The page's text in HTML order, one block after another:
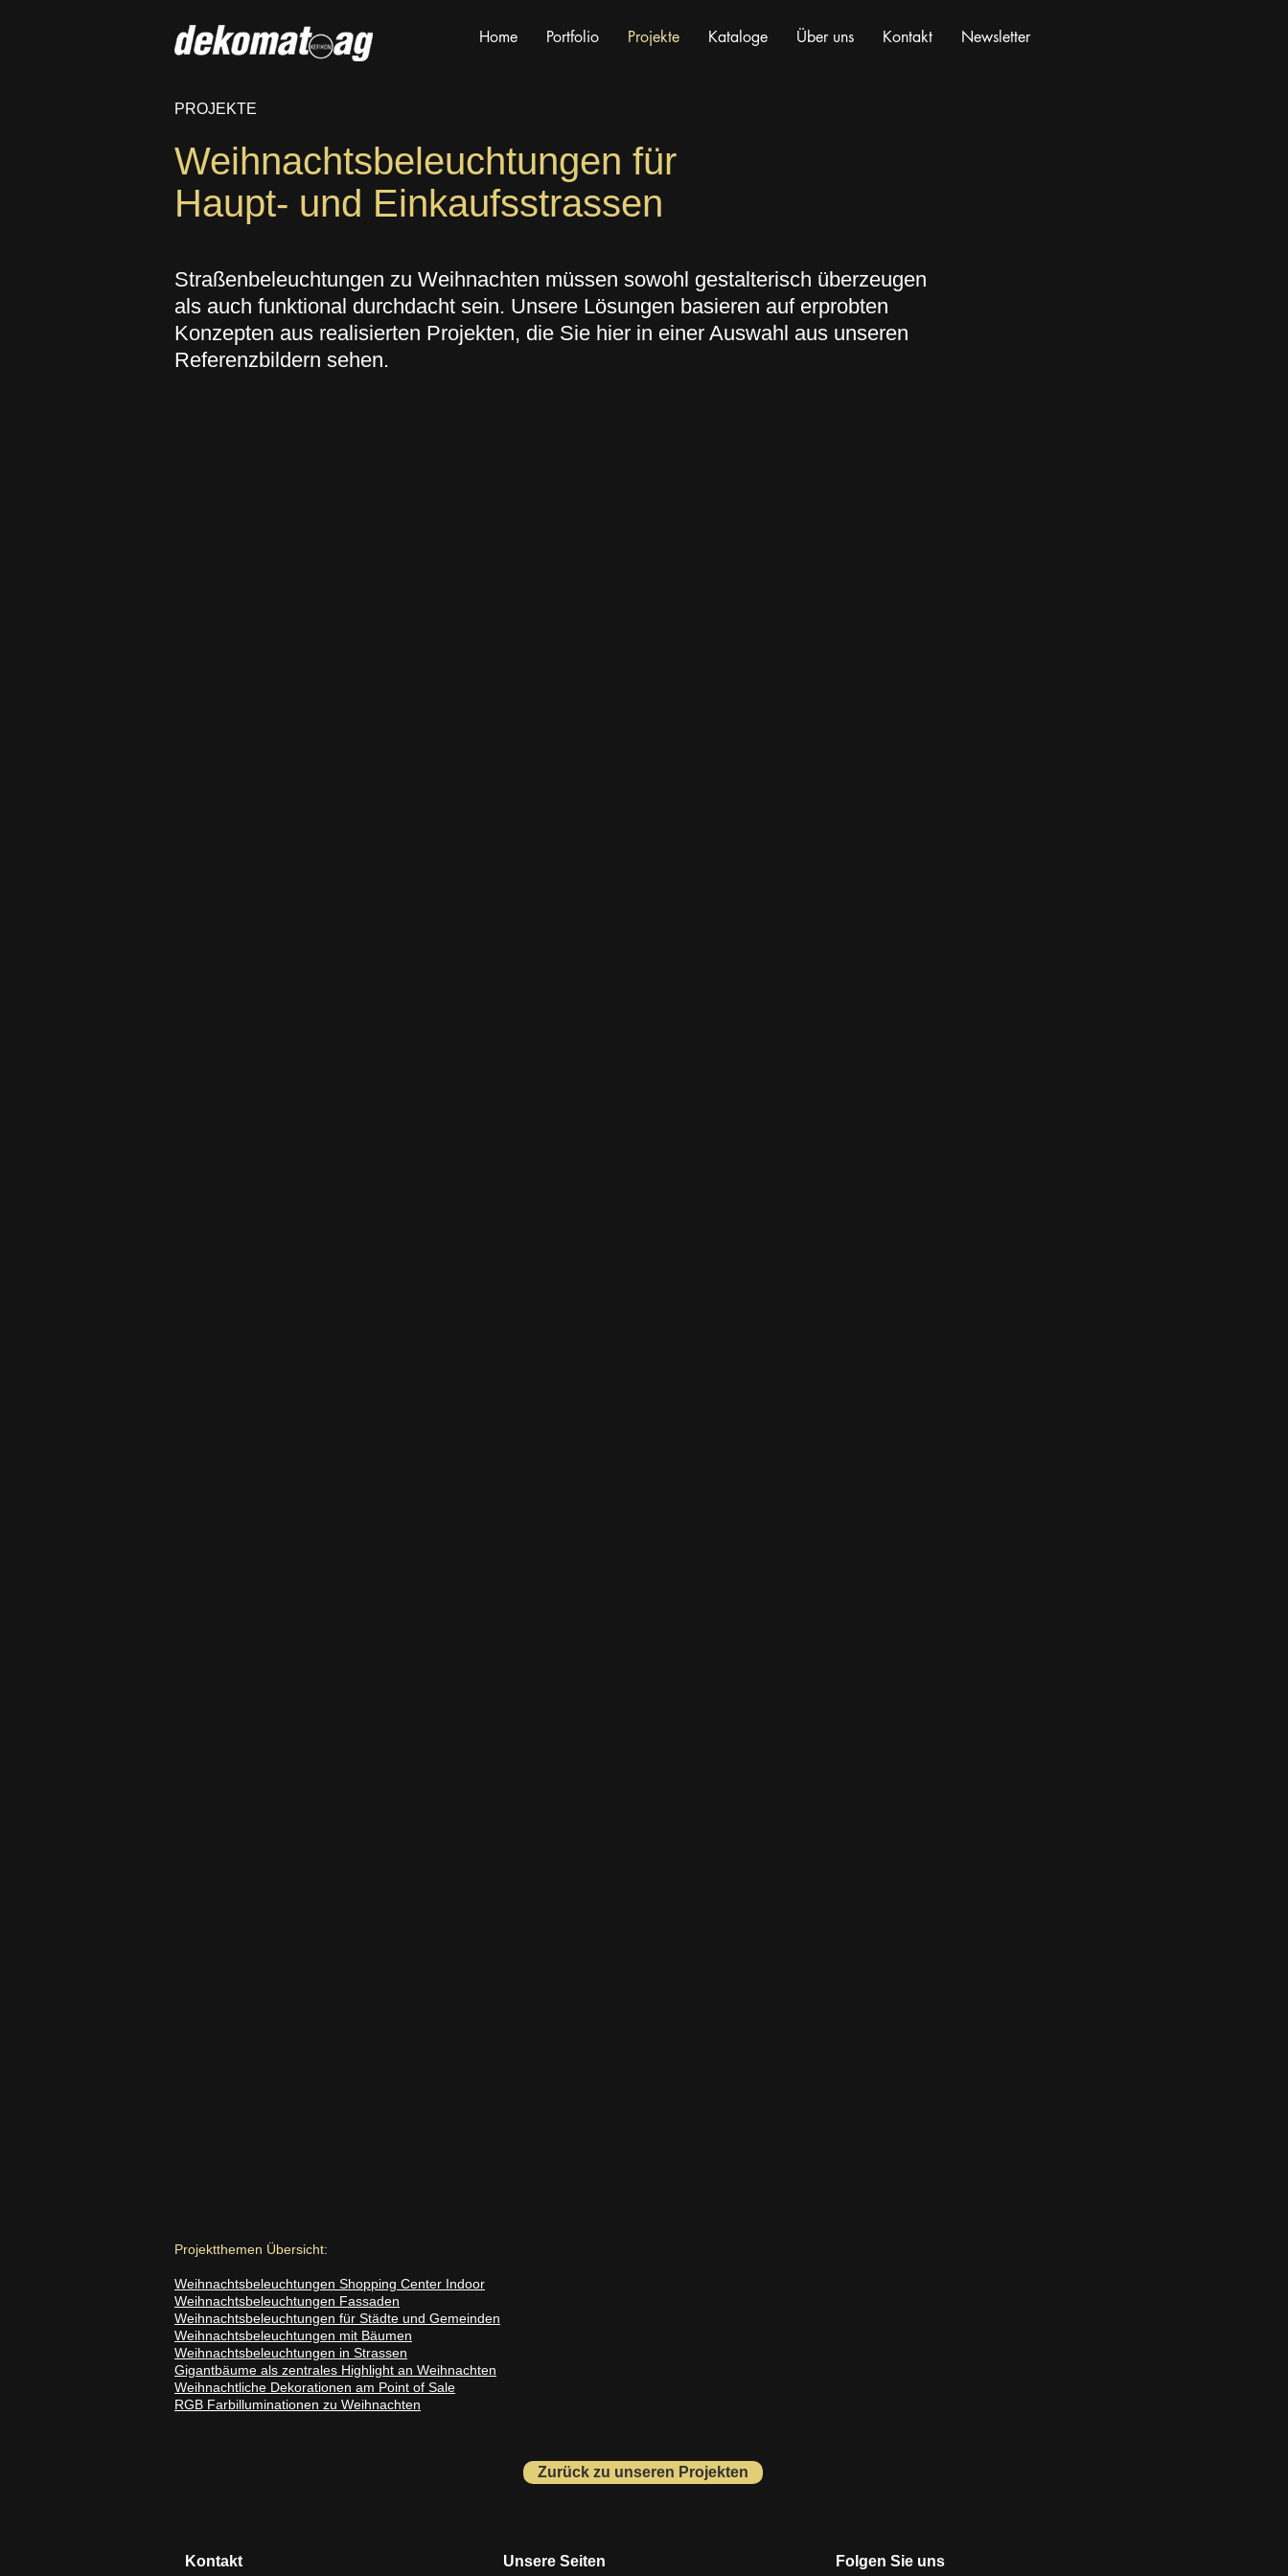
Home Portfolio Projekte Kataloge Über uns Kontakt Newsletter
PROJEKTE
Weihnachtsbeleuchtungen für
Haupt- und Einkaufsstrassen
Straßenbeleuchtungen zu Weihnachten müssen sowohl gestalterisch überzeugen
als auch funktional durchdacht sein. Unsere Lösungen basieren auf erprobten
Konzepten aus realisierten Projekten, die Sie hier in einer Auswahl aus unseren
Referenzbildern sehen.
Projektthemen Übersicht:
Weihnachtsbeleuchtungen Shopping Center Indoor
Weihnachtsbeleuchtungen Fassaden
Weihnachtsbeleuchtungen für Städte und Gemeinden
Weihnachtsbeleuchtungen mit Bäumen
Weihnachtsbeleuchtungen in Strassen
Gigantbäume als zentrales Highlight an Weihnachten
Weihnachtliche Dekorationen am Point of Sale
RGB Farbilluminationen zu Weihnachten
Zurück zu unseren Projekten
Kontakt Unsere Seiten Folgen Sie uns